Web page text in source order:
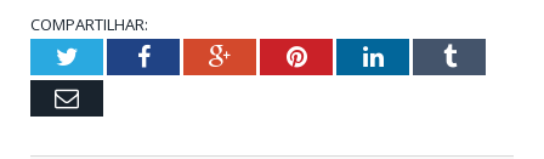
COMPARTILHAR:
TwitterFacebookGoogle+PinterestLinkedInTumblr
Email